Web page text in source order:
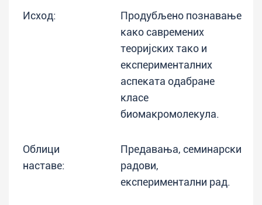
Исход:
Продубљено познавање
како савремених
теоријских тако и
експерименталних
аспеката одабране
класе
биомакромолекула.
Облици
наставе:
Предавања, семинарски
радови,
експериментални рад.